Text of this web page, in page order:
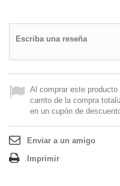
Escriba una reseña
Al comprar este
carrito de la compra
en un cupón de
Enviar a un amigo
Imprimir